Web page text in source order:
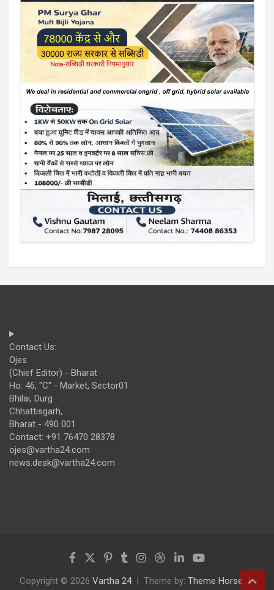
Contact Us:
Ojes
(Chief Editor) - Bharat
Ho: 46, "C" - Market, Sector01
Bhilai, Durg
Chhattisgarh,
Bharat - 490 001
Contact: +91 76470 28378
ojes@vartha24.com
news.desk@vartha24.com
Copyright © 2026 Vartha 24 Theme by: Theme Horse